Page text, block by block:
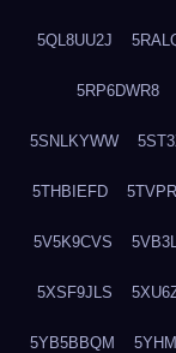
5QL8UU2J
5RP6DWR8
5SNLKYWW
5THBIEFD
5V5K9CVS
5XSF9JLS
5YB5BBQM